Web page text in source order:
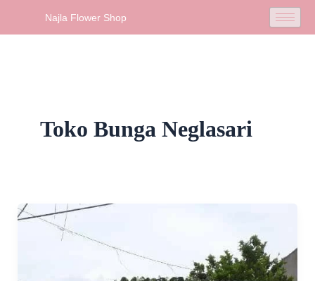
Najla Flower Shop
Toko Bunga Neglasari